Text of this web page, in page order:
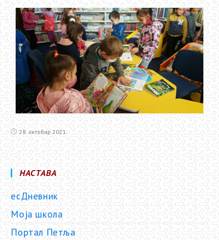
28. октобар 2021.
НАСТАВА
есДневник
Моја школа
Портал Петља